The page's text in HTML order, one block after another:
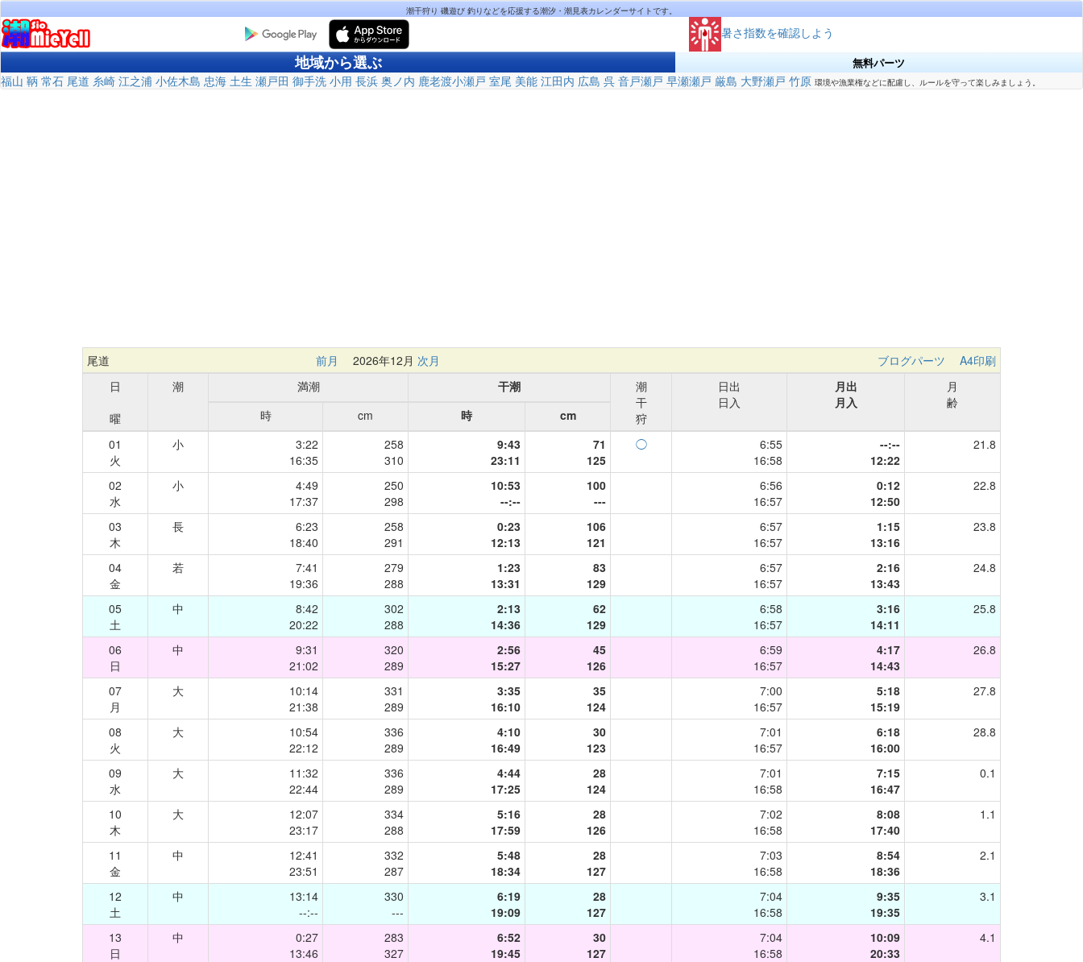
潮干狩り 磯遊び 釣りなどを応援する潮汐・潮見表カレンダーサイトです。
暑さ指数を確認しよう
地域から選ぶ 無料パーツ
福山 鞆 常石 尾道 糸崎 江之浦 小佐木島 忠海 土生 瀬戸田 御手洗 小用 長浜 奥ノ内 鹿老渡小瀬戸 室尾 美能 江田内 広島 呉 音戸瀬戸 早瀬瀬戸 厳島 大野瀬戸 竹原 環境や漁業権などに配慮し、ルールを守って楽しみましょう。
尾道 前月 2026年12月 次月 ブログパーツ
A4印刷
日
曜
潮 満潮 干潮
潮
干
狩
日出
日入
月出
月入
月
齢
時
cm 時
cm
01
火
小
3:22
16:35
258
310
9:43
23:11
71
125
◯
6:55
16:58
--:--
12:22
21.8
02
水
小
4:49
17:37
250
298
10:53
--:--
100
---
6:56
16:57
0:12
12:50
22.8
03
木
長
6:23
18:40
258
291
0:23
12:13
106
121
6:57
16:57
1:15
13:16
23.8
04
金
若
7:41
19:36
279
288
1:23
13:31
83
129
6:57
16:57
2:16
13:43
24.8
05
土
中
8:42
20:22
302
288
2:13
14:36
62
129
6:58
16:57
3:16
14:11
25.8
06
日
中
9:31
21:02
320
289
2:56
15:27
45
126
6:59
16:57
4:17
14:43
26.8
07
月
大
10:14
21:38
331
289
3:35
16:10
35
124
7:00
16:57
5:18
15:19
27.8
08
火
大
10:54
22:12
336
289
4:10
16:49
30
123
7:01
16:57
6:18
16:00
28.8
09
水
大
11:32
22:44
336
289
4:44
17:25
28
124
7:01
16:58
7:15
16:47
0.1
10
木
大
12:07
23:17
334
288
5:16
17:59
28
126
7:02
16:58
8:08
17:40
1.1
11
金
中
12:41
23:51
332
287
5:48
18:34
28
127
7:03
16:58
8:54
18:36
2.1
12
土
中
13:14
--:--
330
---
6:19
19:09
28
127
7:04
16:58
9:35
19:35
3.1
13
日
中
0:27
13:46
283
327
6:52
19:45
30
127
7:04
16:58
10:09
20:33
4.1